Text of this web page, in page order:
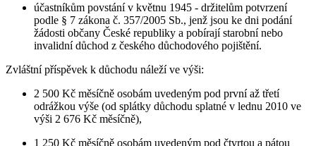
účastníkům povstání v květnu 1945 - držitelům potvrzení
podle § 7 zákona č. 357/2005 Sb., jenž jsou ke dni podání
žádosti občany České republiky a pobírají starobní nebo
invalidní důchod z českého důchodového pojištění.
Zvláštní příspěvek k důchodu náleží ve výši:
2 500 Kč měsíčně osobám uvedeným pod první až třetí
odrážkou výše (od splátky důchodu splatné v lednu 2010 ve
výši 2 676 Kč měsíčně),
1 250 Kč měsíčně osobám uvedeným pod čtvrtou a pátou